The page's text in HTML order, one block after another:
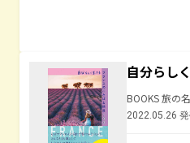
自分らし
BOOKS 旅の
2022.05.26